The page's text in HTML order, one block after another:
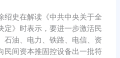
史在解读《中共中央关于全
定》时表示，要进一步激活民
石油、电力、铁路、电信、资
民间资本推固控设备出一批符